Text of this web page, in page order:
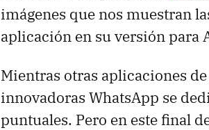
imágenes que nos muestran
aplicación en su versión para
Mientras otras aplicaciones
innovadoras WhatsApp se
puntuales. Pero en este final